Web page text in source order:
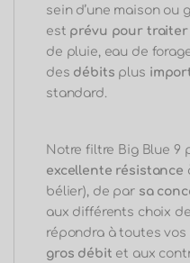
sein d’une maison ou
est prévu pour traiter
de pluie, eau de
des débits plus
standard.
Notre filtre Big Blue 9
excellente résistance
bélier), de par sa
aux différents choix
répondra à toutes vos
gros débit et aux